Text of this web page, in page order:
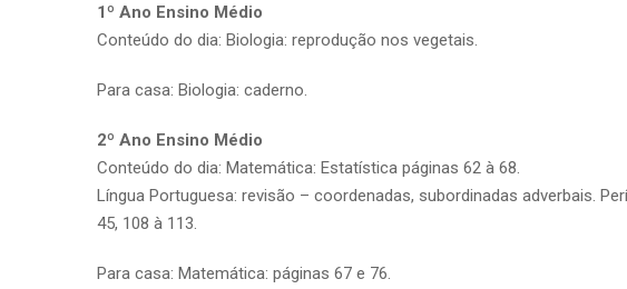
1º Ano Ensino Médio
Conteúdo do dia: Biologia: reprodução nos vegetais.
Para casa: Biologia: caderno.
2º Ano Ensino Médio
Conteúdo do dia: Matemática: Estatística páginas 62 à 68.
Língua Portuguesa: revisão – coordenadas, subordinadas adverbais.
45, 108 à 113.
Para casa: Matemática: páginas 67 e 76.